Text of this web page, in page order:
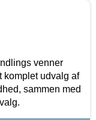
venner
komplet udvalg af
sammen med